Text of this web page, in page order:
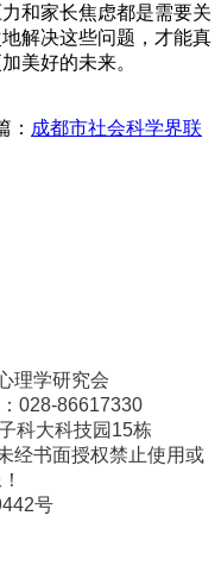
和家长焦虑都是需要关
解决这些问题，才能真
美好的未来。
： 成都市社会科学界联
理学研究会
028-86617330
科大科技园15栋
经书面授权禁止使用或
号